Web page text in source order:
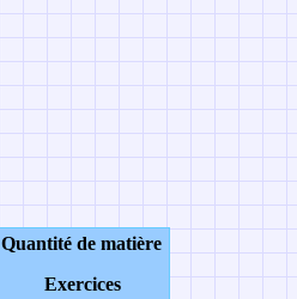
Quantité de matière
Exercices